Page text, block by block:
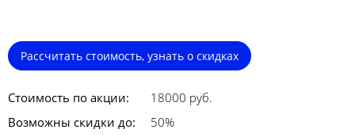
Рассчитать стоимость, узнать о скидках
Стоимость по акции:
18000 руб.
Возможны скидки до:
50%